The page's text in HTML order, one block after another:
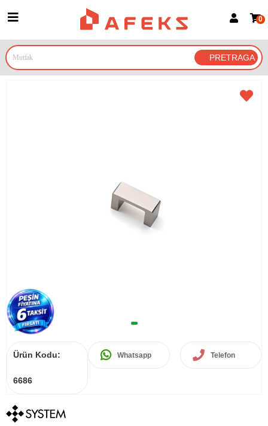
Prijava za članove
Prijavite se Google nalogom
0
Ürün Kodu:
6686
Whatsapp Telefon